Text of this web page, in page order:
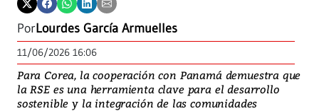
PorLourdes García Armuelles
11/06/2026 16:06
Para Corea, la cooperación con Panamá demuestra que
la RSE es una herramienta clave para el desarrollo
sostenible y la integración de las comunidades